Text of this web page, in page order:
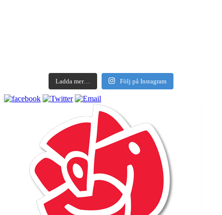
Ladda mer… Följ på Instagram